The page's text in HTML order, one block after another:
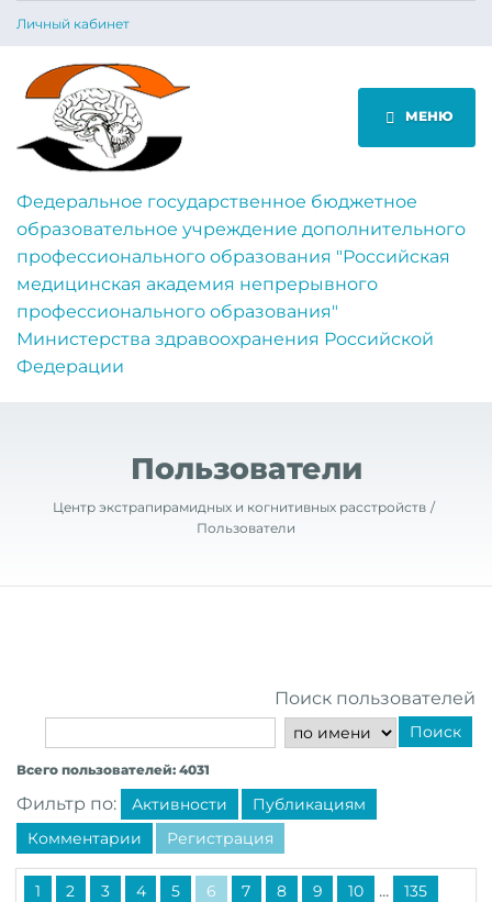
Личный кабинет
МЕНЮ
Федеральное государственное бюджетное
образовательное учреждение дополнительного
профессионального образования "Российская
медицинская академия непрерывного
профессионального образования"
Министерства здравоохранения Российской
Федерации
Пользователи
Центр экстрапирамидных и когнитивных расстройств
Пользователи
Поиск пользователей
Поиск
Всего пользователей: 4031
Фильтр по: Активности
Публикациям
Комментарии
Регистрация
1 2 3 4 5 6 7 8 9 10 ... 135